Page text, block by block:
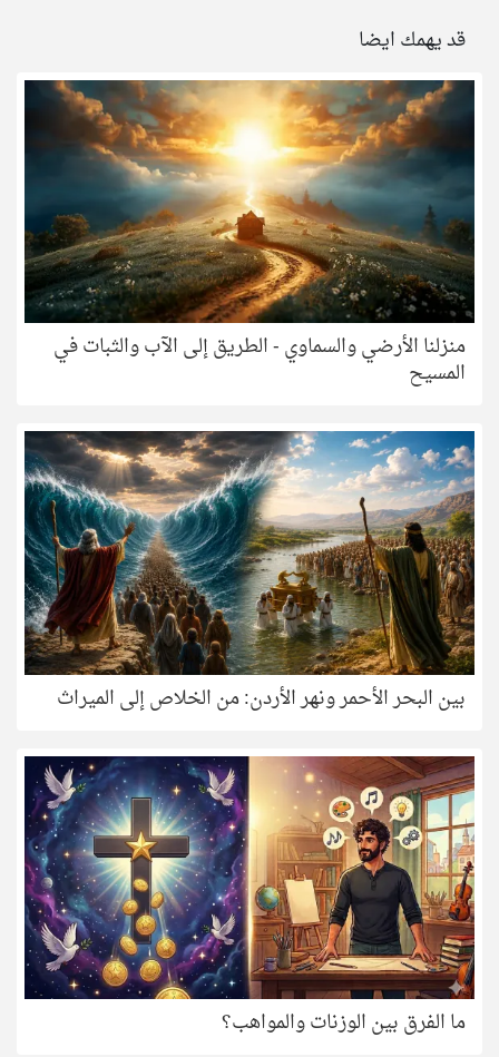
قد يهمك ايضا
منزلنا الأرضي والسماوي - الطريق إلى الآب والثبات في
المسيح
بين البحر الأحمر ونهر الأردن: من الخلاص إلى الميراث
ما الفرق بين الوزنات والمواهب؟